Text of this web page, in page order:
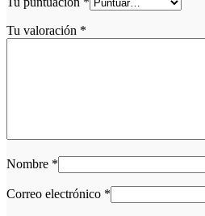
Tu valoración *
Nombre *
Correo electrónico *